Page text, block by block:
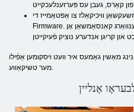
וויכיקאַלז צו אַפּטאַמייז די
Firmware. אַזוי עס איז מעגלעך צו רעדוצירן ברענוואַרג קאַנסאַמשאַן אָן
מאַשין גאַמעס איר וועט ויסקומען אַפֿילו
מער טשיקאַווע.
אָנליין